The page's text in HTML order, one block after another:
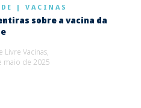
| VACINAS
sobre a vacina da
Livre Vacinas,
maio de 2025